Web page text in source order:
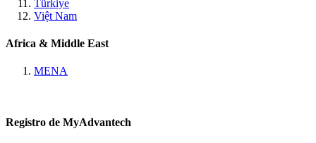
Türkiye
Việt Nam
Africa & Middle East
MENA
Registro de MyAdvantech